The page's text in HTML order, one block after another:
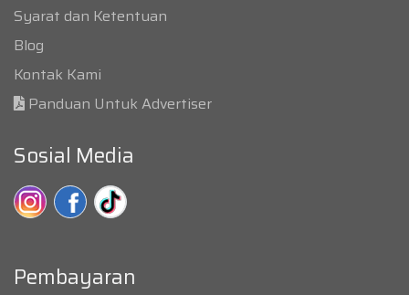
Syarat dan Ketentuan
Blog
Kontak Kami
Panduan Untuk Advertiser
Sosial Media
Pembayaran